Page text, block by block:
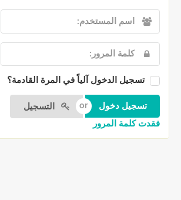
تسجيل الدخول آلياً في المرة القادمة؟
التسجيل
فقدت كلمة المرور